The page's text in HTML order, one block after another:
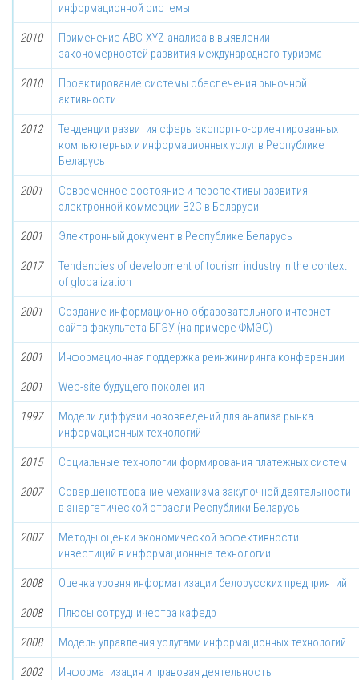
информационной системы
2010
Применение ABC-XYZ-анализа в выявлении
закономерностей развития международного туризма
2010
Проектирование системы обеспечения рыночной
активности
2012
Тенденции развития сферы экспортно-ориентированных
компьютерных и информационных услуг в Республике
Беларусь
2001
Современное состояние и перспективы развития
электронной коммерции В2С в Беларуси
2001 Электронный документ в Республике Беларусь
2017
Tendencies of development of tourism industry in the context
of globalization
2001
Создание информационно-образовательного интернет-
сайта факультета БГЭУ (на примере ФМЭО)
2001 Информационная поддержка реинжиниринга конференции
2001 Web-site будущего поколения
1997
Модели диффузии нововведений для анализа рынка
информационных технологий
2015 Социальные технологии формирования платежных систем
2007
Совершенствование механизма закупочной деятельности
в энергетической отрасли Республики Беларусь
2007
Методы оценки экономической эффективности
инвестиций в информационные технологии
2008 Оценка уровня информатизации белорусских предприятий
2008 Плюсы сотрудничества кафедр
2008 Модель управления услугами информационных технологий
2002 Информатизация и правовая деятельность